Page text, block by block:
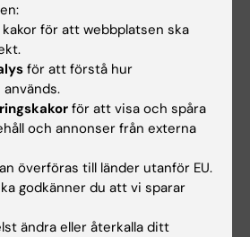
på denna sida?
10
kakor för att webbplatsen ska
för att förstå hur
för att visa och spåra
och annonser från externa
överföras till länder utanför EU.
godkänner du att vi sparar
ändra eller återkalla ditt